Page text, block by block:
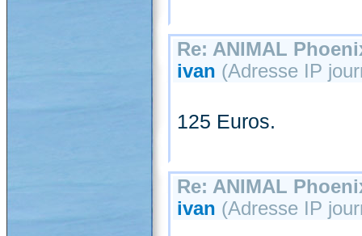
Re: ANIMAL
ivan (Adresse IP
125 Euros.
Re: ANIMAL
ivan (Adresse IP